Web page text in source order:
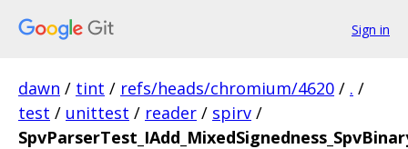
Sign in
dawn / tint / refs/heads/chromium/4620 / . /
test / unittest / reader / spirv /